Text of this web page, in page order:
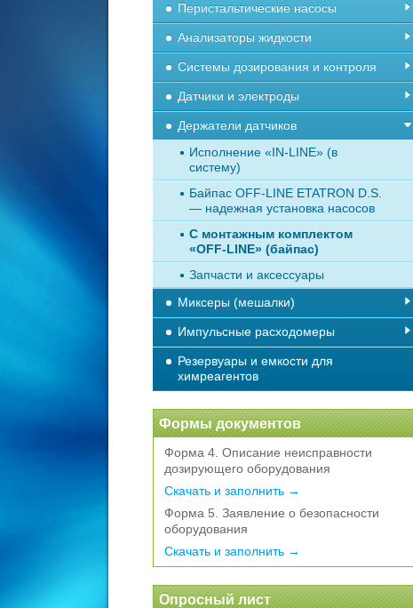
Перистальтические насосы
Анализаторы жидкости
Системы дозирования и контроля
Датчики и электроды
Держатели датчиков
Исполнение «IN-LINE» (в
систему)
Байпас OFF-LINE ETATRON D.S.
— надежная установка насосов
С монтажным комплектом
«OFF-LINE» (байпас)
Запчасти и аксессуары
Миксеры (мешалки)
Импульсные расходомеры
Резервуары и емкости для
химреагентов
Формы документов
Форма 4. Описание неисправности
дозирующего оборудования
Скачать и заполнить →
Форма 5. Заявление о безопасности
оборудования
Скачать и заполнить →
Опросный лист